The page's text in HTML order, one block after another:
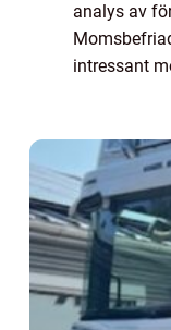
analys av
intressant
artikel